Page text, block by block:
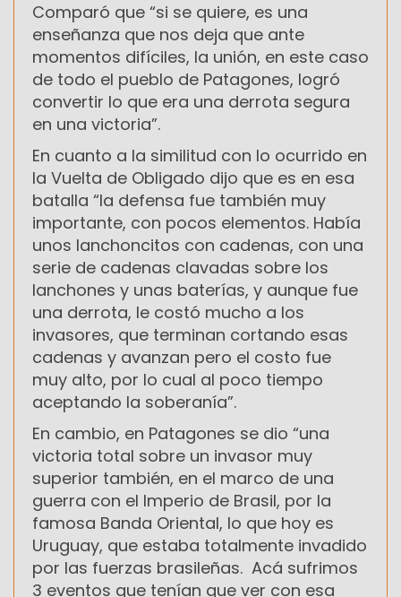
Comparó que “si se quiere, es una
enseñanza que nos deja que ante
momentos difíciles, la unión, en este caso
de todo el pueblo de Patagones, logró
convertir lo que era una derrota segura
en una victoria”.
En cuanto a la similitud con lo ocurrido en
la Vuelta de Obligado dijo que es en esa
batalla “la defensa fue también muy
importante, con pocos elementos. Había
unos lanchoncitos con cadenas, con una
serie de cadenas clavadas sobre los
lanchones y unas baterías, y aunque fue
una derrota, le costó mucho a los
invasores, que terminan cortando esas
cadenas y avanzan pero el costo fue
muy alto, por lo cual al poco tiempo
aceptando la soberanía”.
En cambio, en Patagones se dio “una
victoria total sobre un invasor muy
superior también, en el marco de una
guerra con el Imperio de Brasil, por la
famosa Banda Oriental, lo que hoy es
Uruguay, que estaba totalmente invadido
por las fuerzas brasileñas. Acá sufrimos
3 eventos que tenían que ver con esa